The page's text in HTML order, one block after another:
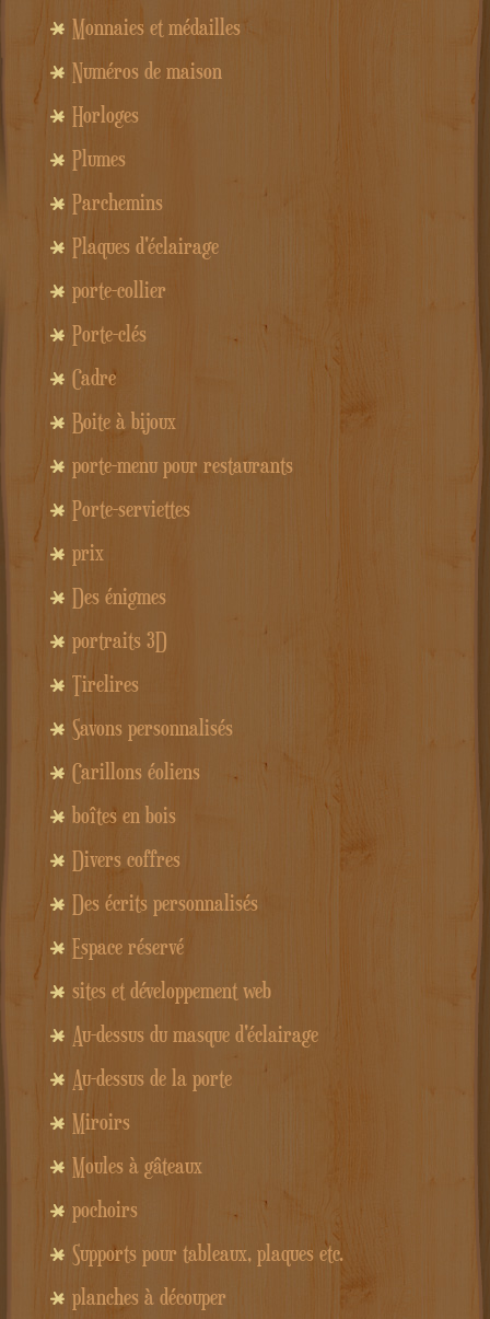
Monnaies et médailles
Numéros de maison
Horloges
Plumes
Parchemins
Plaques d'éclairage
porte-collier
Porte-clés
Cadre
Boite à bijoux
porte-menu pour restaurants
Porte-serviettes
prix
Des énigmes
portraits 3D
Tirelires
Savons personnalisés
Carillons éoliens
boîtes en bois
Divers coffres
Des écrits personnalisés
Espace réservé
sites et développement web
Au-dessus du masque d'éclairage
Au-dessus de la porte
Miroirs
Moules à gâteaux
pochoirs
Supports pour tableaux, plaques etc.
planches à découper